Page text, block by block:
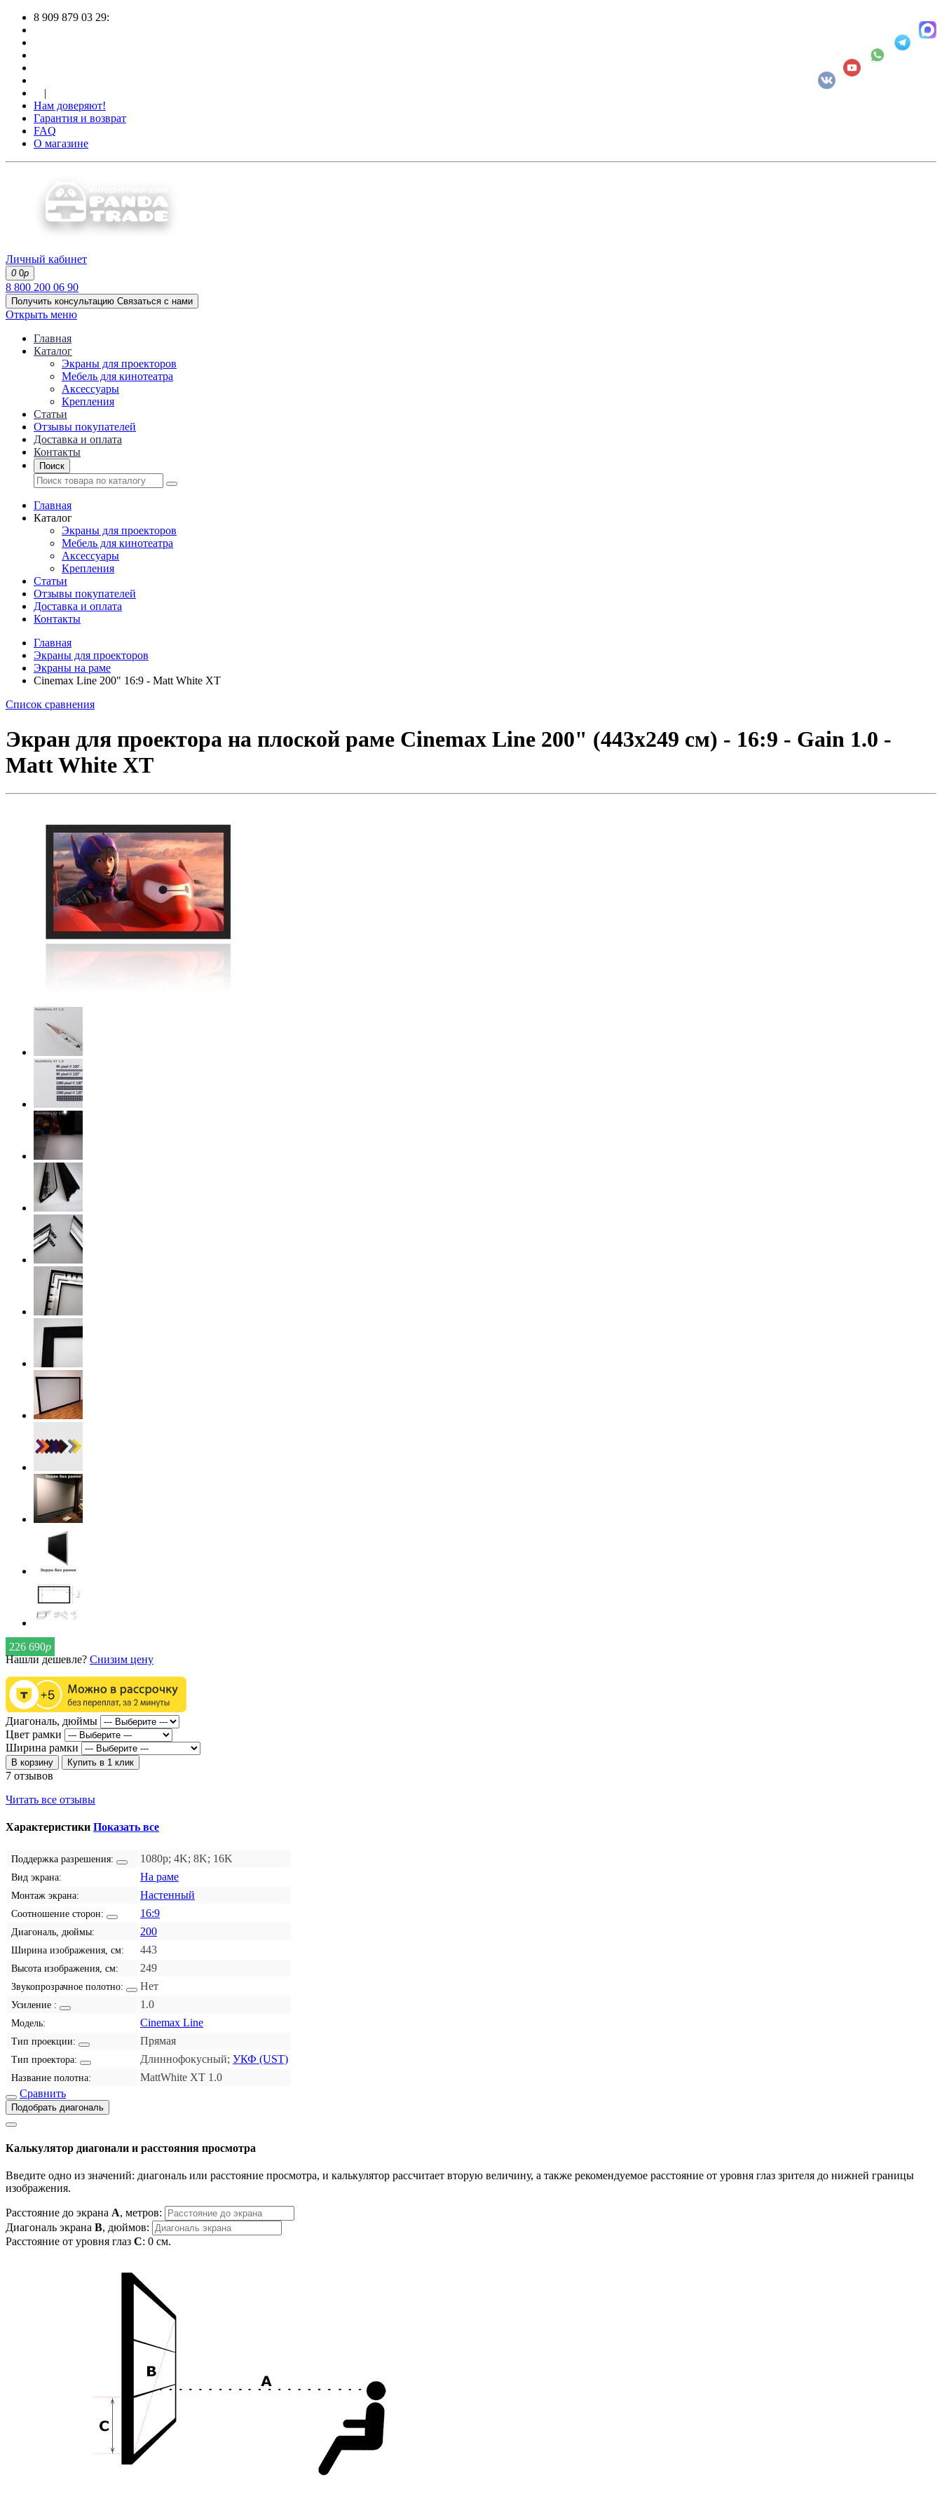
8 909 879 03 29:
|
Нам доверяют!
Гарантия и возврат
FAQ
О магазине
Личный кабинет
0 0р
8 800 200 06 90
Получить консультацию Связаться с нами
Открыть меню
Главная
Каталог
Экраны для проекторов
Mебель для кинотеатра
Аксессуары
Крепления
Статьи
Отзывы покупателей
Доставка и оплата
Контакты
Поиск
Главная
Каталог
Экраны для проекторов
Mебель для кинотеатра
Аксессуары
Крепления
Статьи
Отзывы покупателей
Доставка и оплата
Контакты
Главная
Экраны для проекторов
Экраны на раме
Cinemax Line 200" 16:9 - Matt White XT
Список сравнения
Экран для проектора на плоской раме Cinemax Line 200" (443x249 см) - 16:9 - Gain 1.0 -
Matt White XT
226 690р
Нашли дешевле? Снизим цену
Диагональ, дюймы
Цвет рамки
Ширина рамки
В корзину Купить в 1 клик
7 отзывов
Читать все отзывы
Характеристики Показать все
Поддержка разрешения: 1080p; 4K; 8K; 16K
Вид экрана: На раме
Монтаж экрана: Настенный
Соотношение сторон: 16:9
Диагональ, дюймы: 200
Ширина изображения, см: 443
Высота изображения, см: 249
Звукопрозрачное полотно: Нет
Усиление : 1.0
Модель: Cinemax Line
Тип проекции: Прямая
Тип проектора: Длиннофокусный; УКФ (UST)
Название полотна:
MattWhite XT 1.0
Сравнить
Подобрать диагональ
Калькулятор диагонали и расстояния просмотра
Введите одно из значений: диагональ или расстояние просмотра, и калькулятор рассчитает вторую величину, а также рекомендуемое расстояние от уровня глаз зрителя до нижней границы
изображения.
Расстояние до экрана A, метров:
Диагональ экрана B, дюймов:
Расстояние от уровня глаз C: 0 см.